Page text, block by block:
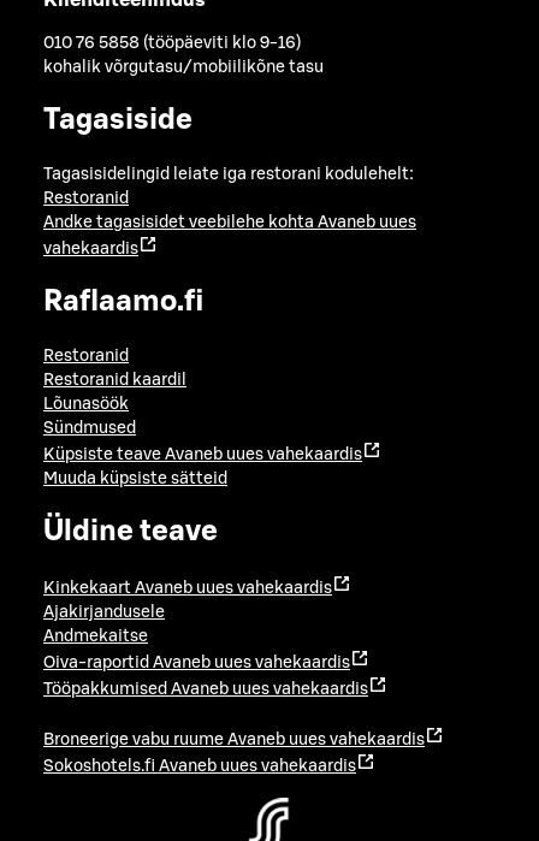
010 76 5858 (tööpäeviti klo 9-16)
kohalik võrgutasu/mobiilikõne tasu
Tagasiside
Tagasisidelingid leiate iga restorani kodulehelt:
Restoranid
Andke tagasisidet veebilehe kohta Avaneb uues
vahekaardis
Raflaamo.fi
Restoranid
Restoranid kaardil
Lõunasöök
Sündmused
Küpsiste teave Avaneb uues vahekaardis
Muuda küpsiste sätteid
Üldine teave
Kinkekaart Avaneb uues vahekaardis
Ajakirjandusele
Andmekaitse
Oiva-raportid Avaneb uues vahekaardis
Tööpakkumised Avaneb uues vahekaardis
Broneerige vabu ruume Avaneb uues vahekaardis
Sokoshotels.fi Avaneb uues vahekaardis